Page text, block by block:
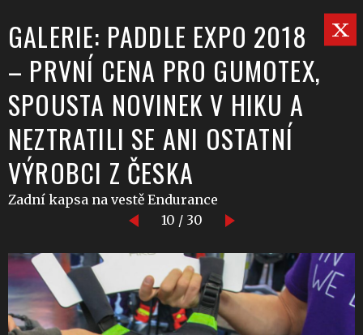
GALERIE: PADDLE EXPO 2018
– PRVNÍ CENA PRO GUMOTEX,
SPOUSTA NOVINEK V HIKU A
NEZTRATILI SE ANI OSTATNÍ
VÝROBCI Z ČESKA
Zadní kapsa na vestě Endurance
10 / 30